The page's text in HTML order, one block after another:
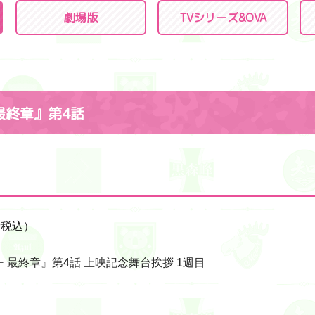
劇場版 TVシリーズ&OVA
章』第4話
込）
終章』第4話 上映記念舞台挨拶 1週目